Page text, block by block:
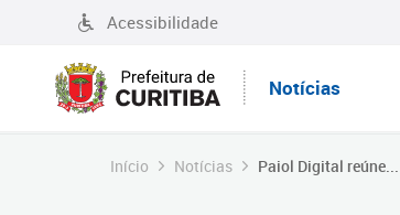
Acessibilidade
Notícias
Início Notícias Paiol Digital reúne...